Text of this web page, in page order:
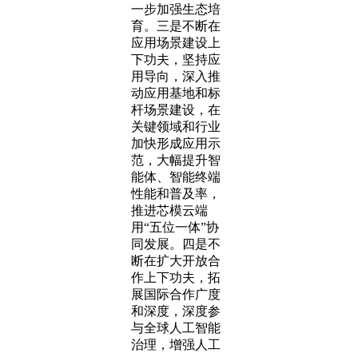
一步加强生态培
育。三是不断在
应用场景建设上
下功夫，坚持应
用导向，深入推
动应用基地和标
杆场景建设，在
关键领域和行业
加快形成应用示
范，大幅提升智
能体、智能终端
性能和普及率，
推进芯模云端
用“五位一体”协
同发展。四是不
断在扩大开放合
作上下功夫，拓
展国际合作广度
和深度，深度参
与全球人工智能
治理，增强人工